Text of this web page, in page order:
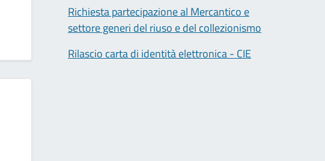
Richiesta partecipazione al Mercantico e
settore generi del riuso e del collezionismo
Rilascio carta di identità elettronica - CIE